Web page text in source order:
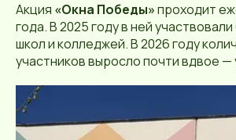
Акция «Окна Победы»проходит
года. В 2025 году в ней
школ и колледжей. В 2026 году
участников выросло почти вдвое —